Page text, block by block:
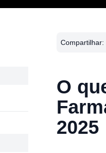
Compartilhar:
O
2025